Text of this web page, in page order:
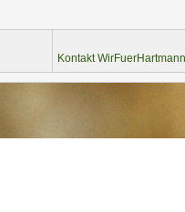
Kontakt